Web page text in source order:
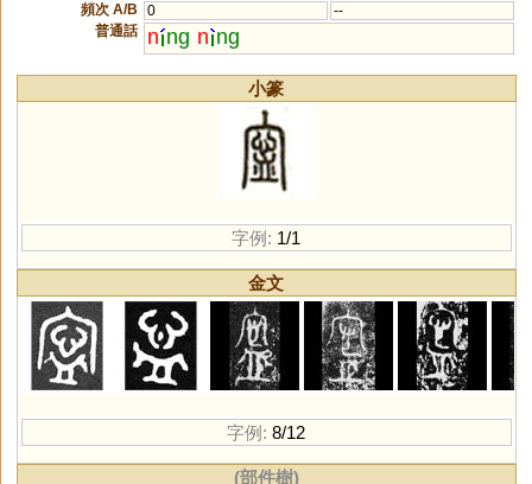
頻次 A/B
0
--
普通話
n ng n ng
小篆
字例: 1/1
金文
字例: 8/12
(部件樹)